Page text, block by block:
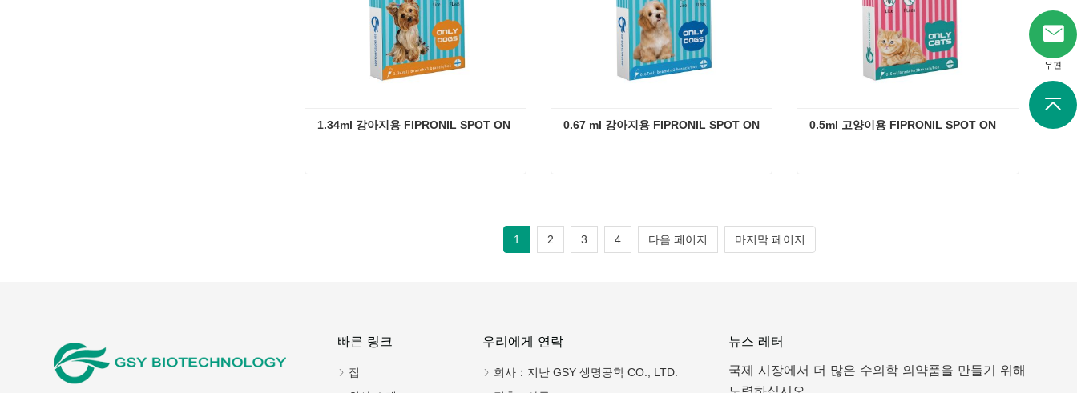
1.34ml 강아지용 FIPRONIL SPOT ON 0.67 ml 강아지용 FIPRONIL SPOT ON 0.5ml 고양이용 FIPRONIL SPOT ON
1
2 3 4 다음 페이지 마지막 페이지
빠른 링크
집
우리에게 연락
회사： 지난 GSY 생명공학 CO., LTD.
뉴스 레터
국제 시장에서 더 많은 수의학 의약품을 만들기 위해
우편